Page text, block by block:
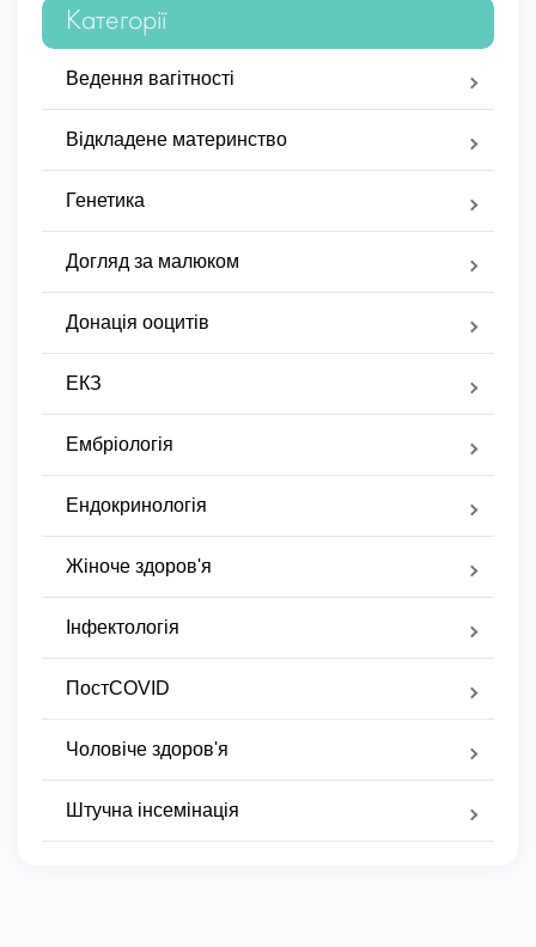
Категорії
Ведення вагітності
Відкладене материнство
Генетика
Догляд за малюком
Донація ооцитів
ЕКЗ
Ембріологія
Ендокринологія
Жіноче здоров'я
Інфектологія
ПостCOVID
Чоловіче здоров'я
Штучна інсемінація